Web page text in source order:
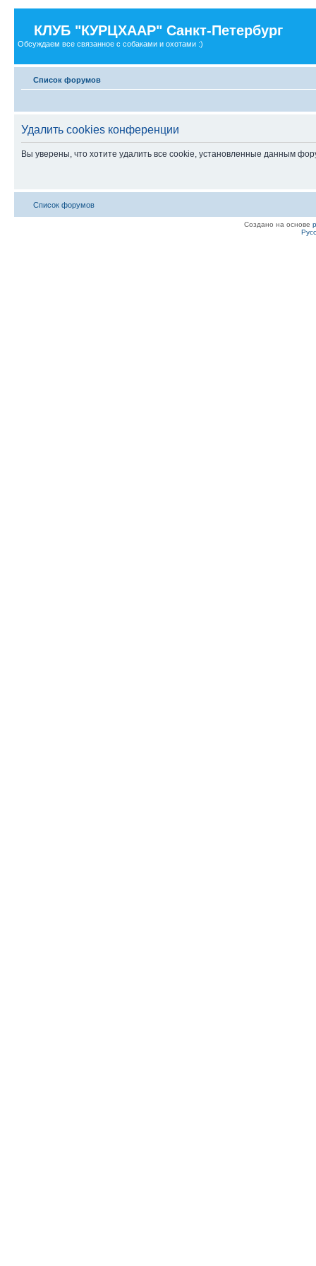
КЛУБ "КУРЦХААР" Санкт-Петербург
Обсуждаем все связанное с собаками и охотами :)
Список форумов
Удалить cookies конференции
Вы уверены, что хотите удалить все cookie, установленные данным
Список форумов
Создано на основе